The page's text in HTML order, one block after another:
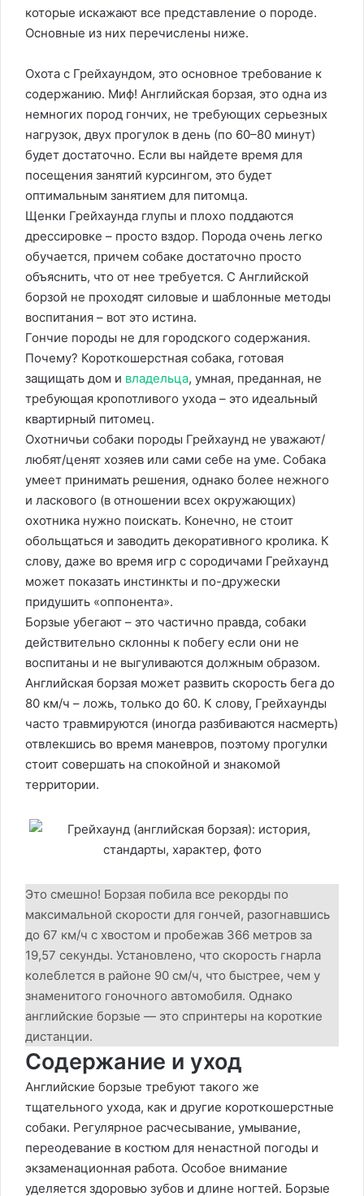
которые искажают все представление о породе.
Основные из них перечислены ниже.
Охота с Грейхаундом, это основное требование к
содержанию. Миф! Английская борзая, это одна из
немногих пород гончих, не требующих серьезных
нагрузок, двух прогулок в день (по 60–80 минут)
будет достаточно. Если вы найдете время для
посещения занятий курсингом, это будет
оптимальным занятием для питомца.
Щенки Грейхаунда глупы и плохо поддаются
дрессировке – просто вздор. Порода очень легко
обучается, причем собаке достаточно просто
объяснить, что от нее требуется. С Английской
борзой не проходят силовые и шаблонные методы
воспитания – вот это истина.
Гончие породы не для городского содержания.
Почему? Короткошерстная собака, готовая
защищать дом и владельца, умная, преданная, не
требующая кропотливого ухода – это идеальный
квартирный питомец.
Охотничьи собаки породы Грейхаунд не уважают/
любят/ценят хозяев или сами себе на уме. Собака
умеет принимать решения, однако более нежного
и ласкового (в отношении всех окружающих)
охотника нужно поискать. Конечно, не стоит
обольщаться и заводить декоративного кролика. К
слову, даже во время игр с сородичами Грейхаунд
может показать инстинкты и по-дружески
придушить «оппонента».
Борзые убегают – это частично правда, собаки
действительно склонны к побегу если они не
воспитаны и не выгуливаются должным образом.
Английская борзая может развить скорость бега до
80 км/ч – ложь, только до 60. К слову, Грейхаунды
часто травмируются (иногда разбиваются насмерть)
отвлекшись во время маневров, поэтому прогулки
стоит совершать на спокойной и знакомой
территории.
Это смешно! Борзая побила все рекорды по
максимальной скорости для гончей, разогнавшись
до 67 км/ч с хвостом и пробежав 366 метров за
19,57 секунды. Установлено, что скорость гнарла
колеблется в районе 90 см/ч, что быстрее, чем у
знаменитого гоночного автомобиля. Однако
английские борзые — это спринтеры на короткие
дистанции.
Содержание и уход
Английские борзые требуют такого же
тщательного ухода, как и другие короткошерстные
собаки. Регулярное расчесывание, умывание,
переодевание в костюм для ненастной погоды и
экзаменационная работа. Особое внимание
уделяется здоровью зубов и длине ногтей. Борзые